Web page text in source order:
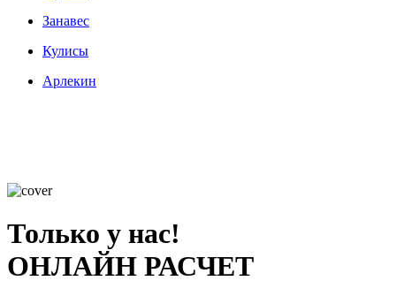
Занавес
Кулисы
Арлекин
Только у нас!
ОНЛАЙН РАСЧЕТ